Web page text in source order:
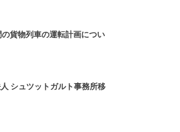
貨物列車の運転計画につい
シュツットガルト事務所移